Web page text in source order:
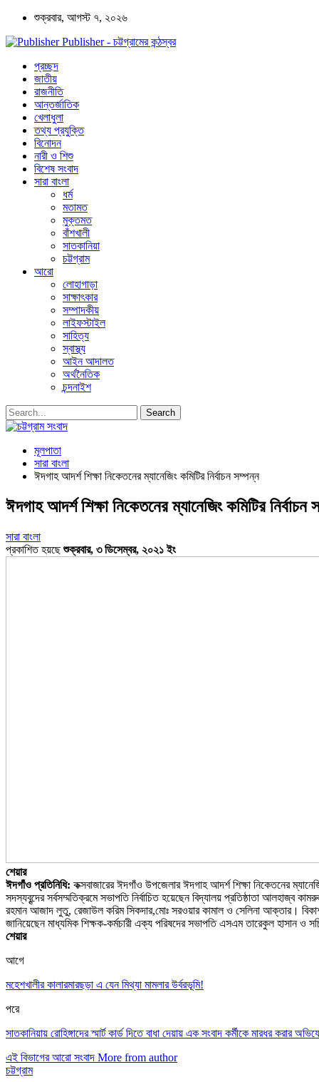
শুক্রবার, আগস্ট ৭, ২০২৬
Publisher - চট্টগ্রামের কন্ঠস্বর
প্রচ্ছদ
জাতীয়
রাজনীতি
আন্তর্জাতিক
খেলাধুলা
তথ্য প্রযুক্তি
বিনোদন
নারী ও শিশু
বিশেষ সংবাদ
সারা বাংলা
ধর্ম
মতামত
মুক্তমত
বাঁশখালী
সাতকানিয়া
চট্টগ্রাম
আরো
লোহাগাড়া
সাক্ষাৎকার
সম্পাদকীয়
লাইফস্টাইল
সাহিত্য
স্বাস্থ্য
আইন আদালত
অর্থনৈতিক
চন্দনাইশ
মূলপাতা
সারা বাংলা
ঈদগাহ আদর্শ শিক্ষা নিকেতনের ম্যানেজিং কমিটির নির্বাচন সম্পন্ন
ঈদগাহ আদর্শ শিক্ষা নিকেতনের ম্যানেজিং কমিটির নির্বাচন
সারা বাংলা
প্রকাশিত হয়ছেশুক্রবার, ৩ ডিসেম্বর, ২০২১ ইং
শেয়ার
ঈদগাঁও প্রতিনিধি: কক্সবাজারের ঈদগাঁও উপজেলার ঈদগাহ আদর্শ শিক্ষা নিকেতনের
সদস্যবৃন্দের সর্বসম্মতিক্রমে সভাপতি নির্বাচিত হয়েছেন বিদ্যালয় প্রতিষ্ঠাতা আলহাজ্ব
রহমান আজাদ লুতু, রেজাউল করিম সিকদার,মোঃ সরওয়ার কামাল ও সেলিনা আক্তার। বিকাশ
জানিয়েছেন মাধ্যমিক শিক্ষক-কর্মচারী এক্য পরিষদের সভাপতি এসএম তারেকুল হাসান
শেয়ার
আগে
মহেশখালীর কালারমারছড়া এ যেন মিথ্যা মামলার উর্বরভূমি!
পরে
সাতকানিয়ায় রোহিঙ্গাদের স্মার্ট কার্ড দিতে বাধা দেয়ায় এক সংবাদ কর্মীকে মারধর করার
এই বিভাগের আরো সংবাদ More from author
চট্টগ্রাম